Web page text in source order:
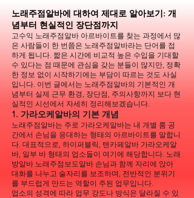
노래주점알바에 대하여 제대로 알아보기: 개
념부터 현실적인 장단점까지
고수익 노래주점알바 아르바이트를 찾는 과정에서 많
은 사람들이 한 번쯤은 노래주점알바라는 단어를 접
하게 됩니다. 짧은 시간에 비교적 높은 수입을 기대할
수 있다는 점 때문에 관심을 갖는 분들이 많지만, 정확
한 정보 없이 시작하기에는 부담이 따르는 것도 사실
입니다. 이번 글에서는 노래주점알바의 기본적인 개
념부터 실제 근무 환경, 장단점, 주의사항까지 보다 현
실적인 시선에서 자세히 정리해보겠습니다.
1. 가라오케알바의 기본 개념
노래주점알바는 주로 가라오케알바는 내 개별 룸 공
간에서 손님을 응대하는 형태의 아르바이트를 말합니
다. 대표적으로, 하이퍼블릭, 텐카페알바 가라오케알
바, 일부 바 형태의 업소들이 여기에 해당합니다. 노래
방알바 노래주점보도알바 손님과 함께 자리에 앉아
대화를 나누고 술자리를 보조하며, 전반적인 분위기
를 부드럽게 만드는 역할이 주된 업무입니다.
업소의 성격에 따라 업무 강도나 방식은 달라질 수 있